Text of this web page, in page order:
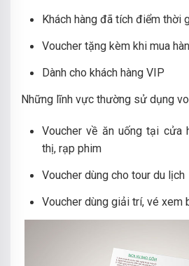
Khách hàng đã tích điểm thời
Voucher tặng kèm khi mua
Dành cho khách hàng VIP
Những lĩnh vực thường sử dụng
Voucher về ăn uống tại cửa
thị, rạp phim
Voucher dùng cho tour du lịch
Voucher dùng giải trí, vé xem